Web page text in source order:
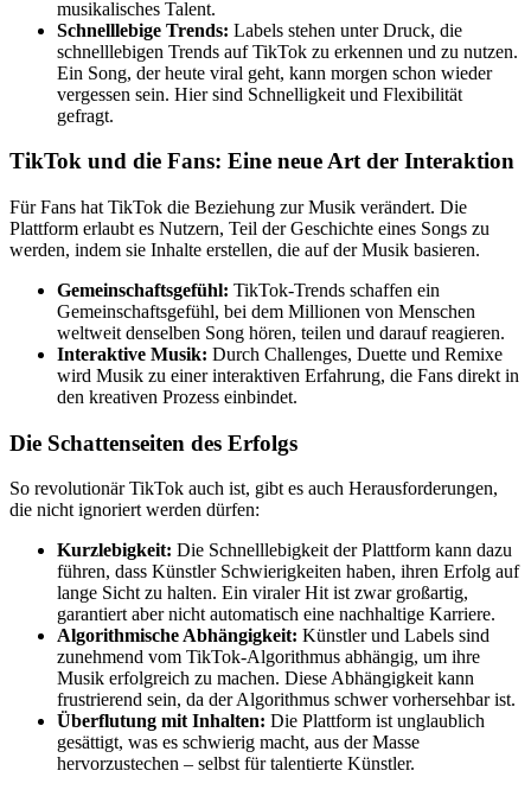
musikalisches Talent.
Schnelllebige Trends: Labels stehen unter Druck, die
schnelllebigen Trends auf TikTok zu erkennen und zu nutzen.
Ein Song, der heute viral geht, kann morgen schon wieder
vergessen sein. Hier sind Schnelligkeit und Flexibilität
gefragt.
TikTok und die Fans: Eine neue Art der Interaktion
Für Fans hat TikTok die Beziehung zur Musik verändert. Die
Plattform erlaubt es Nutzern, Teil der Geschichte eines Songs zu
werden, indem sie Inhalte erstellen, die auf der Musik basieren.
Gemeinschaftsgefühl: TikTok-Trends schaffen ein
Gemeinschaftsgefühl, bei dem Millionen von Menschen
weltweit denselben Song hören, teilen und darauf reagieren.
Interaktive Musik: Durch Challenges, Duette und Remixe
wird Musik zu einer interaktiven Erfahrung, die Fans direkt in
den kreativen Prozess einbindet.
Die Schattenseiten des Erfolgs
So revolutionär TikTok auch ist, gibt es auch Herausforderungen,
die nicht ignoriert werden dürfen:
Kurzlebigkeit: Die Schnelllebigkeit der Plattform kann dazu
führen, dass Künstler Schwierigkeiten haben, ihren Erfolg auf
lange Sicht zu halten. Ein viraler Hit ist zwar großartig,
garantiert aber nicht automatisch eine nachhaltige Karriere.
Algorithmische Abhängigkeit: Künstler und Labels sind
zunehmend vom TikTok-Algorithmus abhängig, um ihre
Musik erfolgreich zu machen. Diese Abhängigkeit kann
frustrierend sein, da der Algorithmus schwer vorhersehbar ist.
Überflutung mit Inhalten: Die Plattform ist unglaublich
gesättigt, was es schwierig macht, aus der Masse
hervorzustechen – selbst für talentierte Künstler.